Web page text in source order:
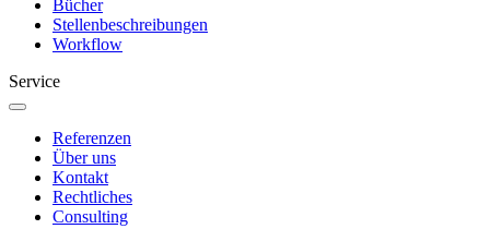
Bücher
Stellenbeschreibungen
Workflow
Service
Referenzen
Über uns
Kontakt
Rechtliches
Consulting